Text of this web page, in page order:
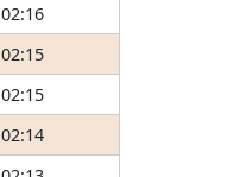
02:16
02:15
02:15
02:14